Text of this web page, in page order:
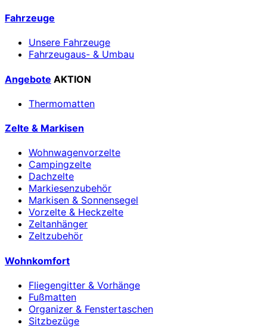
Fahrzeuge
Unsere Fahrzeuge
Fahrzeugaus- & Umbau
Angebote AKTION
Thermomatten
Zelte & Markisen
Wohnwagenvorzelte
Campingzelte
Dachzelte
Markiesenzubehör
Markisen & Sonnensegel
Vorzelte & Heckzelte
Zeltanhänger
Zeltzubehör
Wohnkomfort
Fliegengitter & Vorhänge
Fußmatten
Organizer & Fenstertaschen
Sitzbezüge